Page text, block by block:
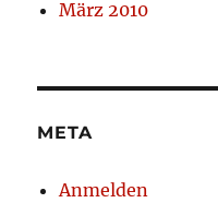
März 2010
META
Anmelden